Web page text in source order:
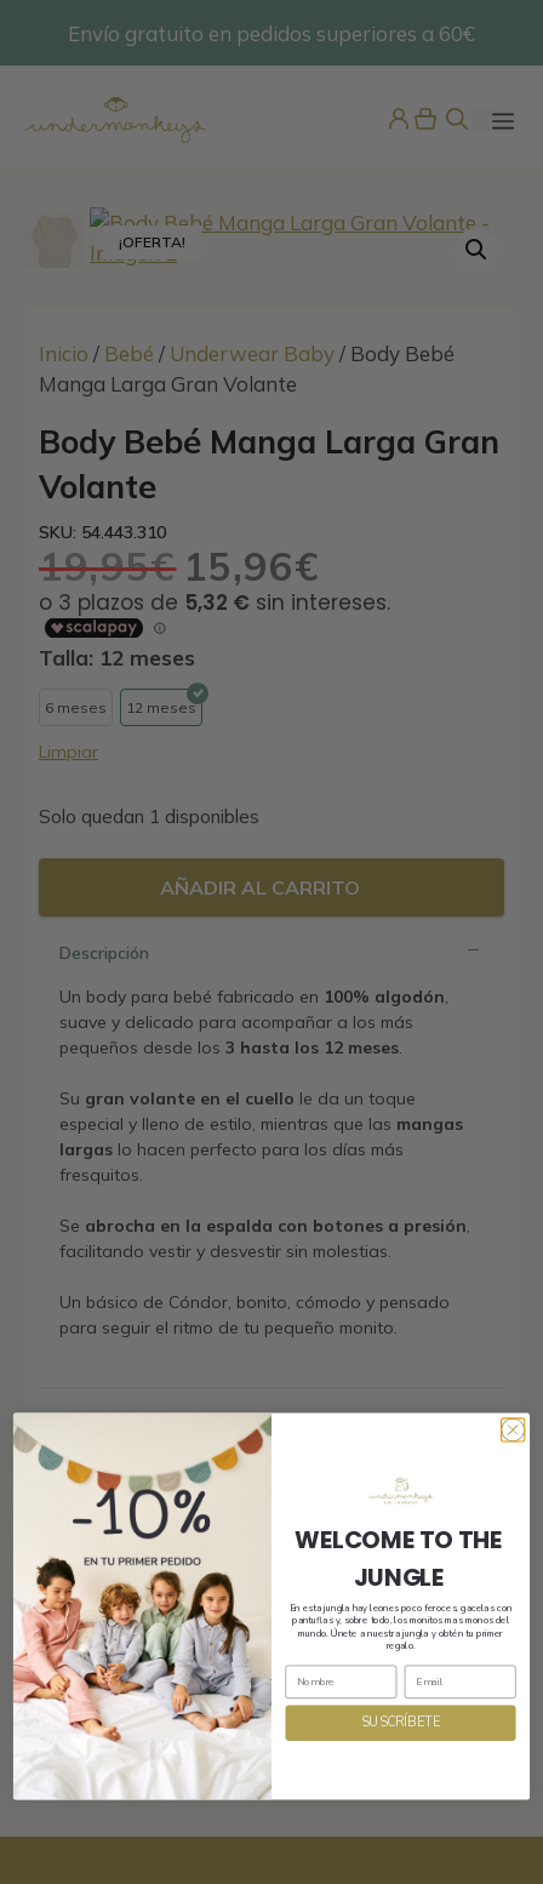
Envío gratuito en pedidos superiores a 60€
@undermonkeyskids
¡OFERTA!
Inicio / Bebé / Underwear Baby/ Body Bebé
Manga Larga Gran Volante
Body Bebé Manga Larga Gran
Volante
SKU: 54.443.310
19,95€ El
precio
era:
19,95€.
15,96€
Talla: 12 meses
6 meses 12 meses
Limpiar
Solo quedan 1 disponibles
AÑADIR AL CARRITO
Descripción
Un body para bebé fabricado en 100% algodón,
suave y delicado para acompañar a los más
pequeños desde los 3 hasta los 12 meses.
Su gran volante en el cuello le da un toque
especial y lleno de estilo, mientras que las mangas
largas lo hacen perfecto para los días más
fresquitos.
Se abrocha en la espalda con botones a presión,
facilitando vestir y desvestir sin molestias.
Un básico de Cóndor, bonito, cómodo y pensado
para seguir el ritmo de tu pequeño monito.
Tamaño y ajuste
Composición y cuidados
Camisón Bordado Suizo Manga
Corta
WELCOME TO THE
JUNGLE
En esta jungla hay leones poco feroces, gacelas con
pantuflas y, sobre todo, los monitos mas monos del
mundo. Únete a nuestra jungla y obtén tu primer
regalo.
SUSCRÍBETE